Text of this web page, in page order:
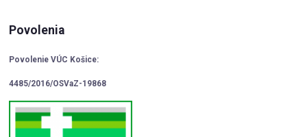
Povolenia
Povolenie VÚC Košice:
4485/2016/OSVaZ-19868